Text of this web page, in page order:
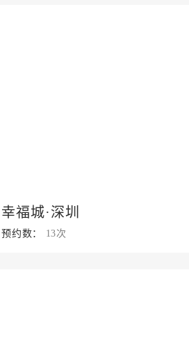
幸福城·深圳
预约数： 13次